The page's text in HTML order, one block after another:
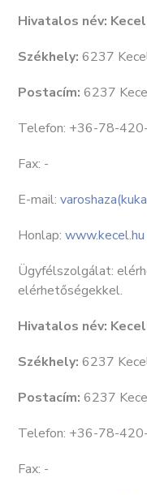
Hivatalos név:
Székhely: 6237
Postacím: 6237
Telefon: +36-78-
Fax: -
E-mail:
Honlap: www.kecel.hu
Ügyfélszolgálat:
elérhetőségekkel.
Hivatalos név:
Székhely: 6237
Postacím: 6237
Telefon: +36-78-
Fax: -